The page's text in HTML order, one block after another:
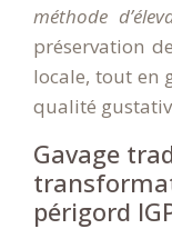
méthode
préservation
locale, tout en
qualité
Gavage
périgord